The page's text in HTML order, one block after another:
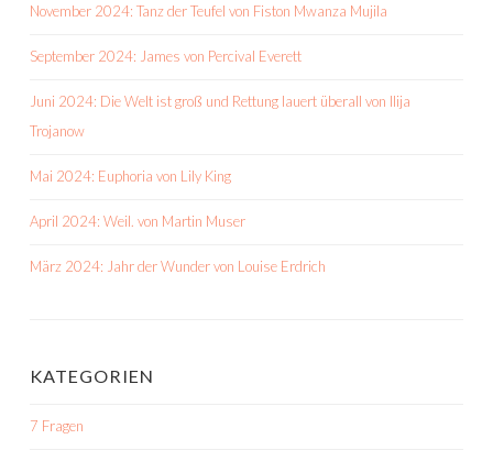
November 2024: Tanz der Teufel von Fiston Mwanza Mujila
September 2024: James von Percival Everett
Juni 2024: Die Welt ist groß und Rettung lauert überall von Ilija
Trojanow
Mai 2024: Euphoria von Lily King
April 2024: Weil. von Martin Muser
März 2024: Jahr der Wunder von Louise Erdrich
KATEGORIEN
7 Fragen